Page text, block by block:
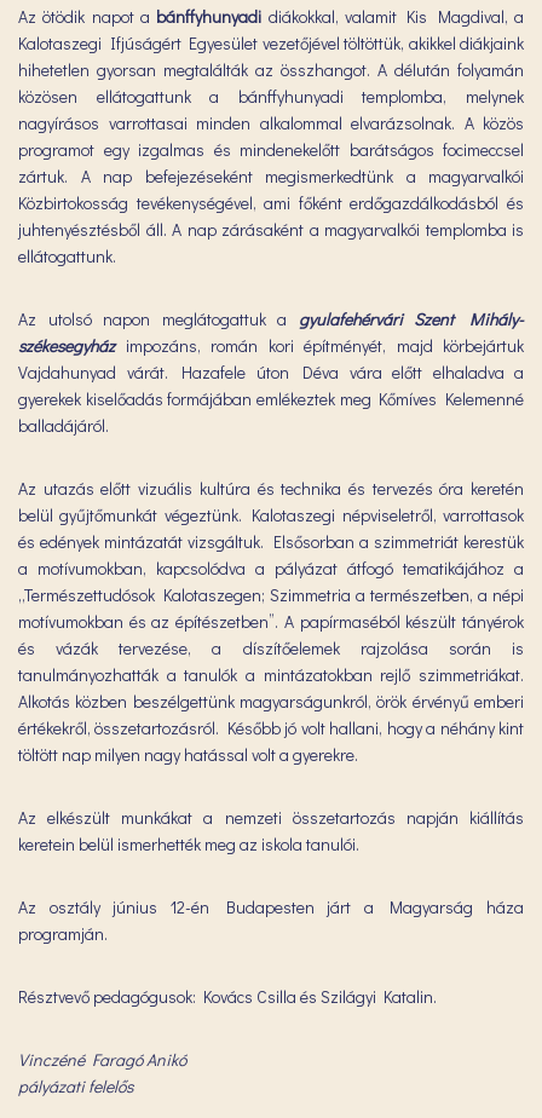
Az ötödik napot a bánffyhunyadi diákokkal, valamit Kis Magdival, a
Kalotaszegi Ifjúságért Egyesület vezetőjével töltöttük, akikkel diákjaink
hihetetlen gyorsan megtalálták az összhangot. A délután folyamán
közösen ellátogattunk a bánffyhunyadi templomba, melynek
nagyírásos varrottasai minden alkalommal elvarázsolnak. A közös
programot egy izgalmas és mindenekelőtt barátságos focimeccsel
zártuk. A nap befejezéseként megismerkedtünk a magyarvalkói
Közbirtokosság tevékenységével, ami főként erdőgazdálkodásból és
juhtenyésztésből áll. A nap zárásaként a magyarvalkói templomba is
ellátogattunk.
Az utolsó napon meglátogattuk a gyulafehérvári Szent Mihály-
székesegyházimpozáns, román kori építményét, majd körbejártuk
Vajdahunyad várát. Hazafele úton Déva vára előtt elhaladva a
gyerekek kiselőadás formájában emlékeztek meg Kőmíves Kelemenné
balladájáról.
Az utazás előtt vizuális kultúra és technika és tervezés óra keretén
belül gyűjtőmunkát végeztünk. Kalotaszegi népviseletről, varrottasok
és edények mintázatát vizsgáltuk. Elsősorban a szimmetriát kerestük
a motívumokban, kapcsolódva a pályázat átfogó tematikájához a
„Természettudósok Kalotaszegen; Szimmetria a természetben, a népi
motívumokban és az építészetben”. A papírmaséból készült tányérok
és vázák tervezése, a díszítőelemek rajzolása során is
tanulmányozhatták a tanulók a mintázatokban rejlő szimmetriákat.
Alkotás közben beszélgettünk magyarságunkról, örök érvényű emberi
értékekről, összetartozásról. Később jó volt hallani, hogy a néhány kint
töltött nap milyen nagy hatással volt a gyerekre.
Az elkészült munkákat a nemzeti összetartozás napján kiállítás
keretein belül ismerhették meg az iskola tanulói.
Az osztály június 12-én Budapesten járt a Magyarság háza
programján.
Résztvevő pedagógusok: Kovács Csilla és Szilágyi Katalin.
Vinczéné Faragó Anikó
pályázati felelős